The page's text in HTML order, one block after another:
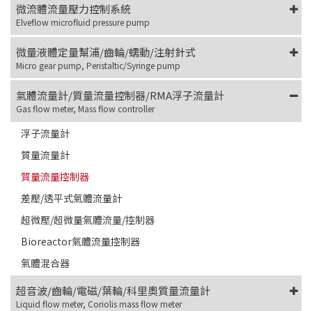
微流體流量壓力控制系統
Elveflow microfluid pressure pump
微量液體定量幫浦/齒輪/蠕動/注射針式
Micro gear pump, Peristaltic/Syringe pump
氣體流量計/質量流量控制器/RMA浮子流量計
Gas flow meter, Mass flow controller
浮子流量計
質量流量計
質量流量控制器
差壓/透平式氣體流量計
超微壓/超微量氣體流量/控制器
Bioreactor氣體流量控制器
氣體混合器
超音波/齒輪/電磁/葉輪/科里奧質量流量計
Liquid flow meter, Coriolis mass flow meter